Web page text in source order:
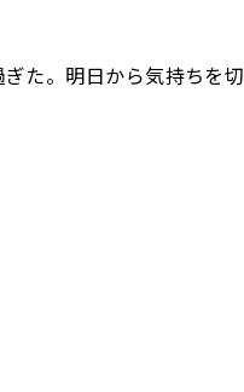
た。明日から気持ちを切